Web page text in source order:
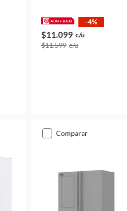
-4%
$11.099 c/u
$11.599 c/u
comparar